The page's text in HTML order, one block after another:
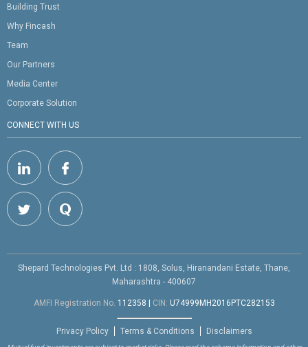
Building Trust
Why Fincash
Team
Our Partners
Media Center
Corporate Solution
CONNECT WITH US
Shepard Technologies Pvt. Ltd : 1808, Solus, Hiranandani Estate, Thane,
Maharashtra - 400607
AMFI Registration No. 112358 CIN: U74999MH2016PTC282153
Privacy Policy Terms & Conditions Disclaimers